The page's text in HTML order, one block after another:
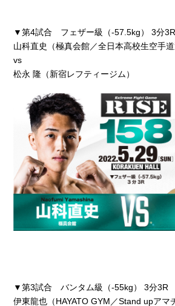
▼第4試合 フェザー級（-57.5kg） 3分3R
山科直史（極真会館／全日本高校生空手道
vs
松永 隆（新宿レフティージム）
▼第3試合 バンタム級（-55kg） 3分3R
伊東龍也（HAYATO GYM／Stand upアマ